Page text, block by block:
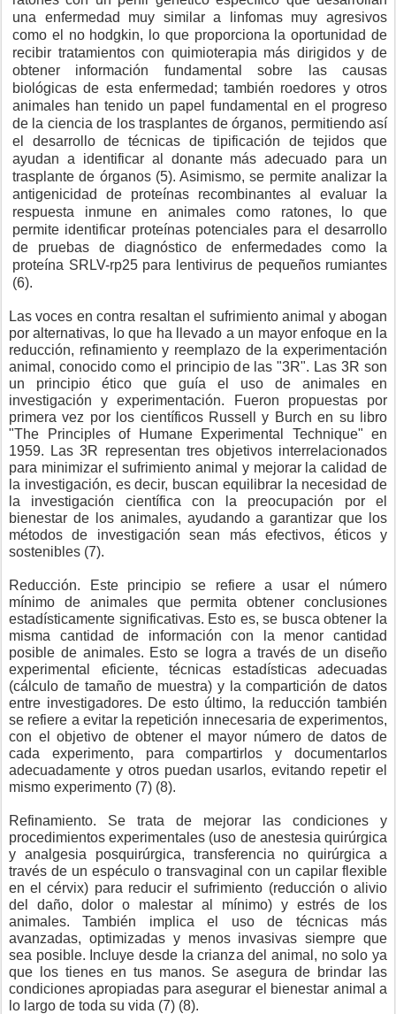
una enfermedad muy similar a linfomas muy agresivos
como el no hodgkin, lo que proporciona la oportunidad de
recibir tratamientos con quimioterapia más dirigidos y de
obtener información fundamental sobre las causas
biológicas de esta enfermedad; también roedores y otros
animales han tenido un papel fundamental en el progreso
de la ciencia de los trasplantes de órganos, permitiendo así
el desarrollo de técnicas de tipificación de tejidos que
ayudan a identificar al donante más adecuado para un
trasplante de órganos (5). Asimismo, se permite analizar la
antigenicidad de proteínas recombinantes al evaluar la
respuesta inmune en animales como ratones, lo que
permite identificar proteínas potenciales para el desarrollo
de pruebas de diagnóstico de enfermedades como la
proteína SRLV-rp25 para lentivirus de pequeños rumiantes
(6).
Las voces en contra resaltan el sufrimiento animal y abogan
por alternativas, lo que ha llevado a un mayor enfoque en la
reducción, refinamiento y reemplazo de la experimentación
animal, conocido como el principio de las "3R". Las 3R son
un principio ético que guía el uso de animales en
investigación y experimentación. Fueron propuestas por
primera vez por los científicos Russell y Burch en su libro
"The Principles of Humane Experimental Technique" en
1959. Las 3R representan tres objetivos interrelacionados
para minimizar el sufrimiento animal y mejorar la calidad de
la investigación, es decir, buscan equilibrar la necesidad de
la investigación científica con la preocupación por el
bienestar de los animales, ayudando a garantizar que los
métodos de investigación sean más efectivos, éticos y
sostenibles (7).
Reducción. Este principio se refiere a usar el número
mínimo de animales que permita obtener conclusiones
estadísticamente significativas. Esto es, se busca obtener la
misma cantidad de información con la menor cantidad
posible de animales. Esto se logra a través de un diseño
experimental eficiente, técnicas estadísticas adecuadas
(cálculo de tamaño de muestra) y la compartición de datos
entre investigadores. De esto último, la reducción también
se refiere a evitar la repetición innecesaria de experimentos,
con el objetivo de obtener el mayor número de datos de
cada experimento, para compartirlos y documentarlos
adecuadamente y otros puedan usarlos, evitando repetir el
mismo experimento (7) (8).
Refinamiento. Se trata de mejorar las condiciones y
procedimientos experimentales (uso de anestesia quirúrgica
y analgesia posquirúrgica, transferencia no quirúrgica a
través de un espéculo o transvaginal con un capilar flexible
en el cérvix) para reducir el sufrimiento (reducción o alivio
del daño, dolor o malestar al mínimo) y estrés de los
animales. También implica el uso de técnicas más
avanzadas, optimizadas y menos invasivas siempre que
sea posible. Incluye desde la crianza del animal, no solo ya
que los tienes en tus manos. Se asegura de brindar las
condiciones apropiadas para asegurar el bienestar animal a
lo largo de toda su vida (7) (8).